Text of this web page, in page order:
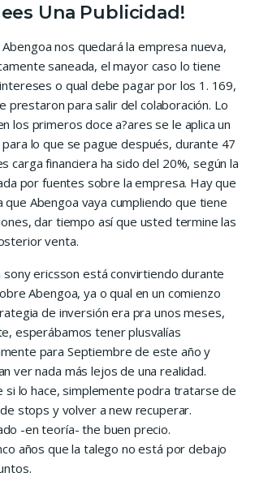
Una Publicidad!
nos quedará la empresa nueva,
saneada, el mayor caso lo tiene
o qual debe pagar por los 1. 169,
prestaron para salir del colaboración. Lo
los primeros doce a?ares se le aplica un
lo que se pague después, durante 47
carga financiera ha sido del 20%, según la
por fuentes sobre la empresa. Hay que
Abengoa vaya cumpliendo que tiene
dar tiempo así que usted termine las
venta.
sony ericsson está convirtiendo durante
Abengoa, ya o qual en un comienzo
de inversión era pra unos meses,
esperábamos tener plusvalías
para Septiembre de este año y
ver nada más lejos de una realidad.
si lo hace, simplemente podra tratarse de
stops y volver a new recuperar.
-en teoría- the buen precio.
años que la talego no está por debajo